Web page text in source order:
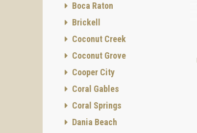
Boca Raton
Brickell
Coconut Creek
Coconut Grove
Cooper City
Coral Gables
Coral Springs
Dania Beach